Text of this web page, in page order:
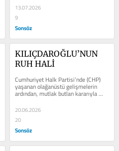
13.07.2026
9
Sonsöz
KILIÇDAROĞLU’NUN
RUH HALİ
Cumhuriyet Halk Partisi’nde (CHP)
yaşanan olağanüstü gelişmelerin
ardından, mutlak butlan kararıyla
yeniden genel başkanlık koltuğuna...
20.06.2026
20
Sonsöz